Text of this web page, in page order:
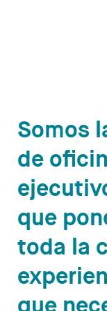
Somos
de
que
toda la